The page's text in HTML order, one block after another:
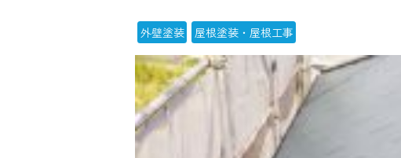
外壁塗装 屋根塗装・屋根工事